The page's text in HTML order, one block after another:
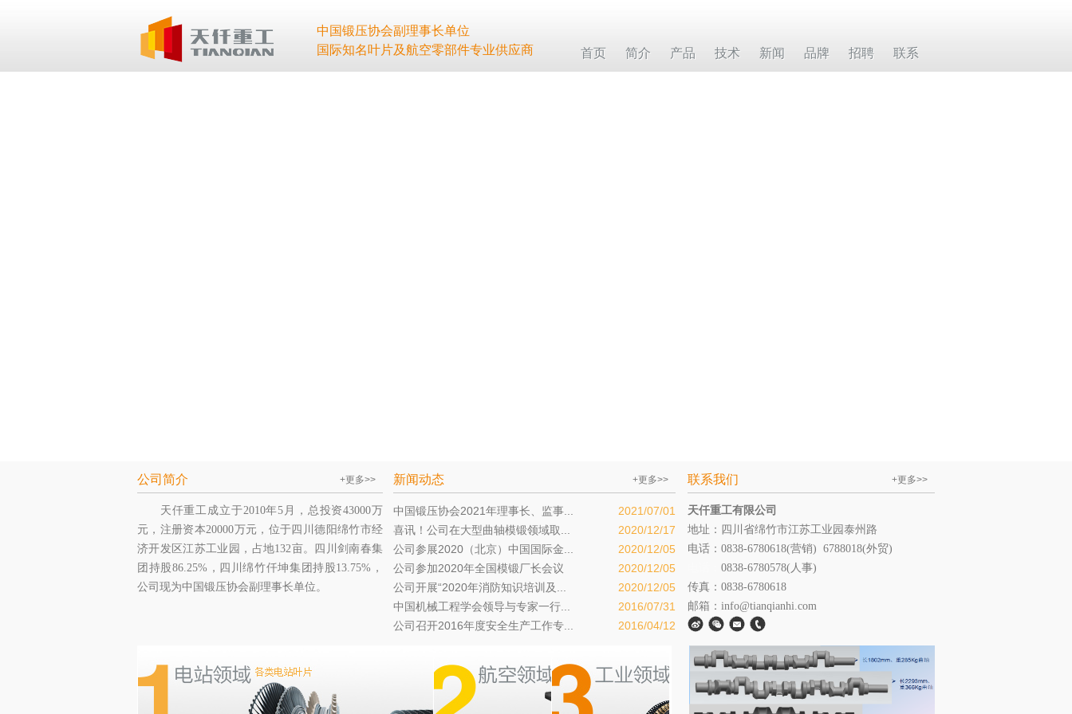
中国锻压协会副理事长单位
国际知名叶片及航空零部件专业供应商
首页 简介 产品 技术 新闻 品牌 招聘 联系
公司简介 +更多>>
天仟重工成立于2010年5月，总投资43000万
元，注册资本20000万元，位于四川德阳绵竹市经
济开发区江苏工业园，占地132亩。四川剑南春集
团持股86.25%，四川绵竹仟坤集团持股13.75%，
公司现为中国锻压协会副理事长单位。
新闻动态 +更多>>
2021/07/01
中国锻压协会2021年理事长、监事...
2020/12/17
喜讯！公司在大型曲轴模锻领域取...
2020/12/05
公司参展2020（北京）中国国际金...
2020/12/05
公司参加2020年全国模锻厂长会议
2020/12/05
公司开展“2020年消防知识培训及...
2016/07/31
中国机械工程学会领导与专家一行...
2016/04/12
公司召开2016年度安全生产工作专...
联系我们 +更多>>
天仟重工有限公司
地址：四川省绵竹市江苏工业园泰州路
电话：0838-6780618(营销) 6788018(外贸)
0838-6780578(人事)
传真 ：0838-6780618
邮箱：info@tianqianhi.com